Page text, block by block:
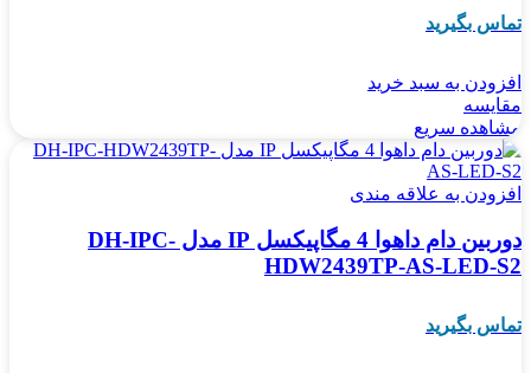
تماس بگیرید
افزودن به سبد خرید
مقایسه
مشاهده سریع
افزودن به علاقه مندی
دوربین دام داهوا 4 مگاپیکسل IP مدل DH-IPC-
HDW2439TP-AS-LED-S2
تماس بگیرید